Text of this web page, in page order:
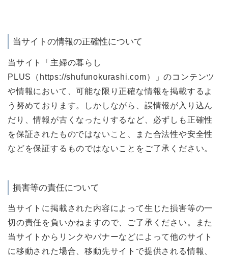
当サイトの情報の正確性について
当サイト「主婦の暮らし
PLUS（https://shufunokurashi.com）」のコンテンツ
や情報において、可能な限り正確な情報を掲載するよ
う努めております。しかしながら、誤情報が入り込ん
だり、情報が古くなったりするなど、必ずしも正確性
を保証されたものではないこと、また合法性や安全性
などを保証するものではないことをご了承ください。
損害等の責任について
当サイトに掲載された内容によって生じた損害等の一
切の責任を負いかねますので、ご了承ください。また
当サイトからリンクやバナーなどによって他のサイト
に移動された場合、移動先サイトで提供される情報、